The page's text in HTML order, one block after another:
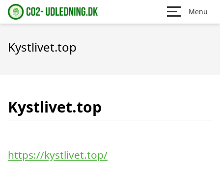
Menu
Kystlivet.top
Kystlivet.top
https://kystlivet.top/